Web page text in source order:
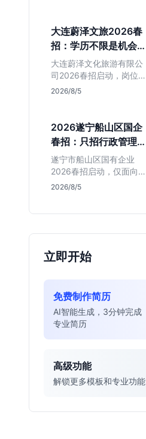
入的跨境电商岗，助应届
生精准投递研发方向。
大连蔚泽文旅2026春
招：学历不限是机会还
是坑？辽宁本地生必看
大连蔚泽文化旅游有限公
司2026春招启动，岗位信
息模糊且学历不限。本文
辽宁本地应届生判断是否
值得投递。
2026/8/5
2026遂宁船山区国企
春招：只招行政管理，
本地生必看
遂宁市船山区国有企业
2026春招启动，仅面向行
政管理专业。招聘截止至
资细节未公开，竞争周期
2026/8/5
立即开始
免费制作简历
AI智能生成，3分钟完成
专业简历
高级功能
解锁更多模板和专业功能